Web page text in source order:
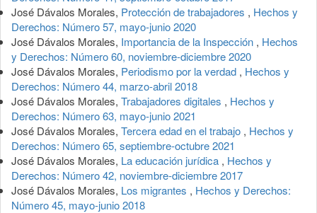
José Dávalos Morales, Protección de trabajadores , Hechos y
Derechos: Número 57, mayo-junio 2020
José Dávalos Morales, Importancia de la Inspección , Hechos
y Derechos: Número 60, noviembre-diciembre 2020
José Dávalos Morales, Periodismo por la verdad , Hechos y
Derechos: Número 44, marzo-abril 2018
José Dávalos Morales, Trabajadores digitales , Hechos y
Derechos: Número 63, mayo-junio 2021
José Dávalos Morales, Tercera edad en el trabajo , Hechos y
Derechos: Número 65, septiembre-octubre 2021
José Dávalos Morales, La educación jurídica , Hechos y
Derechos: Número 42, noviembre-diciembre 2017
José Dávalos Morales, Los migrantes , Hechos y Derechos:
Número 45, mayo-junio 2018